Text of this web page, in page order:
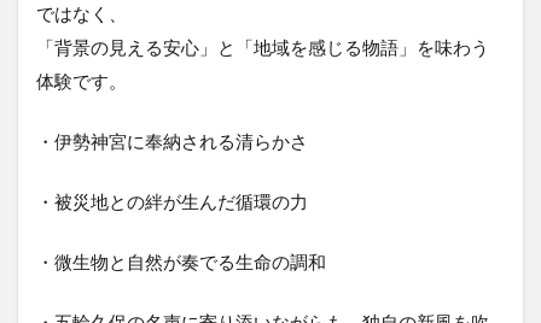
ではなく、
「背景の見える安心」と「地域を感じる物語」を味わう
体験です。
・伊勢神宮に奉納される清らかさ
・被災地との絆が生んだ循環の力
・微生物と自然が奏でる生命の調和